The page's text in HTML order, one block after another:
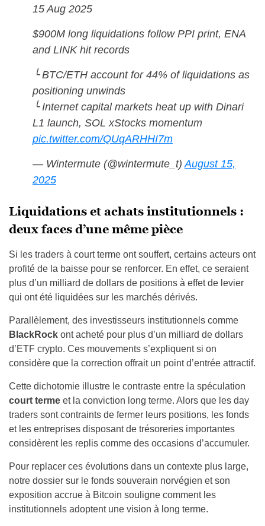
15 Aug 2025
$900M long liquidations follow PPI print, ENA
and LINK hit records
╰ BTC/ETH account for 44% of liquidations as
positioning unwinds
╰ Internet capital markets heat up with Dinari
L1 launch, SOL xStocks momentum
pic.twitter.com/QUqARHHI7m
— Wintermute (@wintermute_t) August 15,
2025
Liquidations et achats institutionnels :
deux faces d’une même pièce
Si les traders à court terme ont souffert, certains acteurs ont
profité de la baisse pour se renforcer. En effet, ce seraient
plus d’un milliard de dollars de positions à effet de levier
qui ont été liquidées sur les marchés dérivés.
Parallèlement, des investisseurs institutionnels comme
BlackRock ont acheté pour plus d’un milliard de dollars
d’ETF crypto. Ces mouvements s’expliquent si on
considère que la correction offrait un point d’entrée attractif.
Cette dichotomie illustre le contraste entre la spéculation
court terme et la conviction long terme. Alors que les day
traders sont contraints de fermer leurs positions, les fonds
et les entreprises disposant de trésoreries importantes
considèrent les replis comme des occasions d’accumuler.
Pour replacer ces évolutions dans un contexte plus large,
notre dossier sur le fonds souverain norvégien et son
exposition accrue à Bitcoin souligne comment les
institutionnels adoptent une vision à long terme.